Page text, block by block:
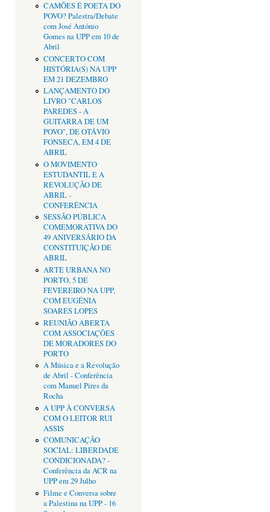
CAMÕES É POETA DO
POVO? Palestra/Debate
com José António
Gomes na UPP em 10 de
Abril
CONCERTO COM
HISTÓRIA(S) NA UPP
EM 21 DEZEMBRO
LANÇAMENTO DO
LIVRO "CARLOS
PAREDES - A
GUITARRA DE UM
POVO", DE OTÁVIO
FONSECA, EM 4 DE
ABRIL
O MOVIMENTO
ESTUDANTIL E A
REVOLUÇÃO DE
ABRIL -
CONFERÊNCIA
SESSÃO PÚBLICA
COMEMORATIVA DO
49 ANIVERSÁRIO DA
CONSTITUIÇÃO DE
ABRIL
ARTE URBANA NO
PORTO, 5 DE
FEVEREIRO NA UPP,
COM EUGÉNIA
SOARES LOPES
REUNIÃO ABERTA
COM ASSOCIAÇÕES
DE MORADORES DO
PORTO
A Música e a Revolução
de Abril - Conferência
com Manuel Pires da
Rocha
A UPP À CONVERSA
COM O LEITOR RUI
ASSIS
COMUNICAÇÃO
SOCIAL: LIBERDADE
CONDICIONADA? -
Conferência da ACR na
UPP em 29 Julho
Filme e Conversa sobre
a Palestina na UPP - 16